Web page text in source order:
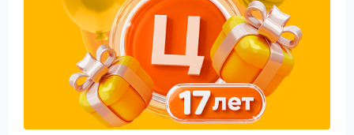
Войти под другим номером